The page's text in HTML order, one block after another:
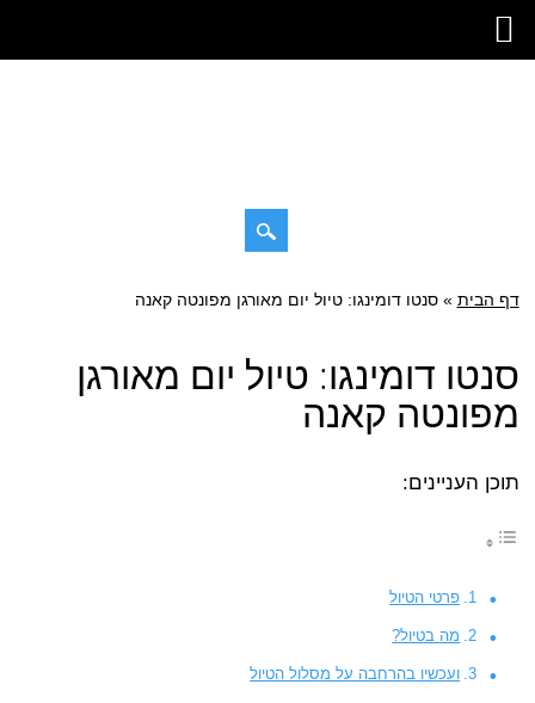
תפריט ראשי
דילוג
דף הבית »סנטו דומינגו: טיול יום מאורגן מפונטה קאנה
סנטו דומינגו: טיול יום מאורגן
מפונטה קאנה
תוכן העניינים:
פרטי הטיול
מה בטיול?
ועכשיו בהרחבה על מסלול הטיול